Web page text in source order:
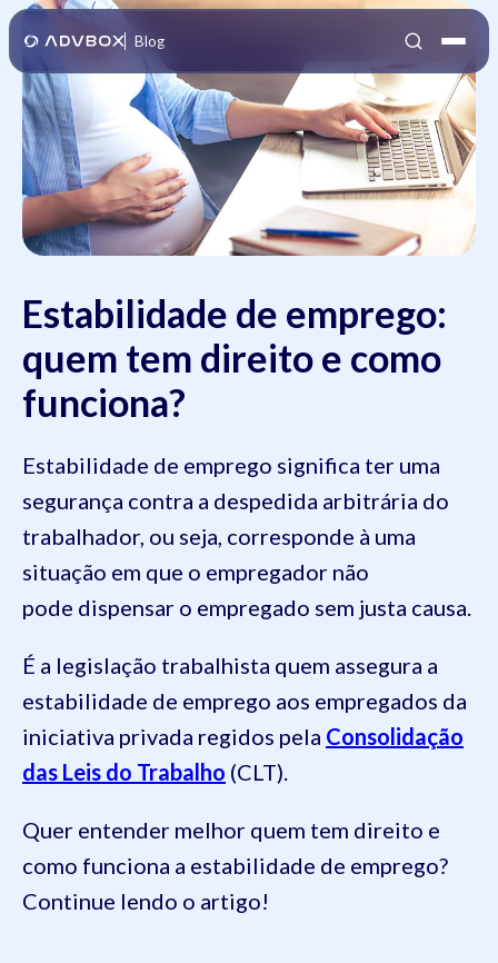
Blog
Estabilidade de emprego:
quem tem direito e como
funciona?
Estabilidade de emprego significa ter uma
segurança contra a despedida arbitrária do
trabalhador, ou seja, corresponde à uma
situação em que o empregador não
pode dispensar o empregado sem justa causa.
É a legislação trabalhista quem assegura a
estabilidade de emprego aos empregados da
iniciativa privada regidos pela Consolidação
das Leis do Trabalho (CLT).
Quer entender melhor quem tem direito e
como funciona a estabilidade de emprego?
Continue lendo o artigo!